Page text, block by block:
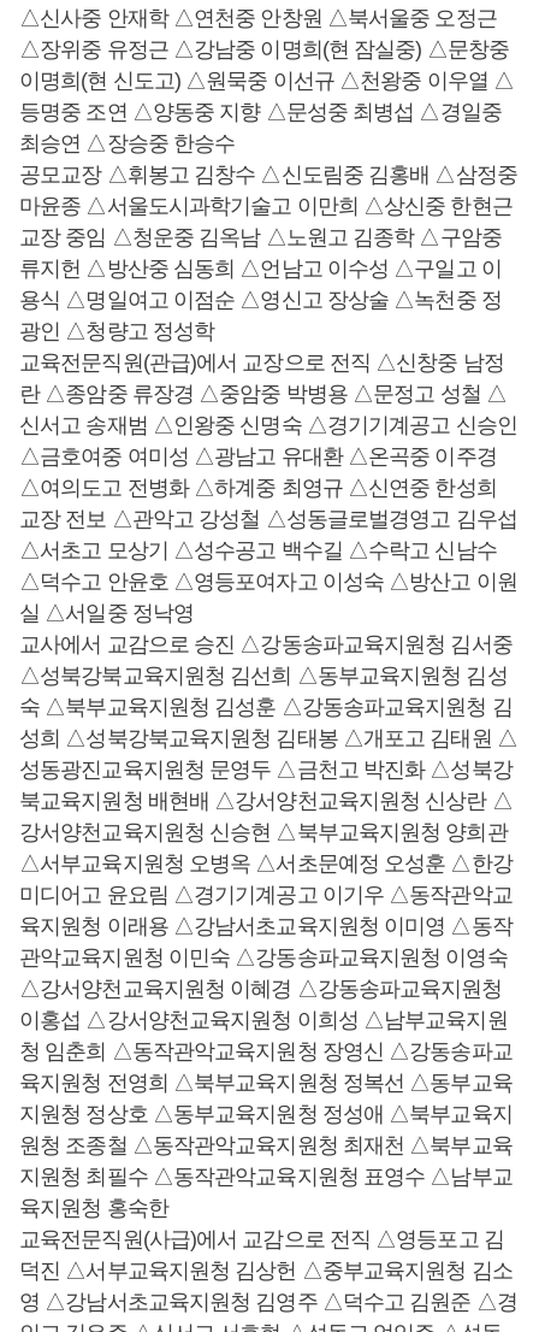
△신사중 안재학 △연천중 안창원 △북서울중 오정근
△장위중 유정근 △강남중 이명희(현 잠실중) △문창중
이명희(현 신도고) △원묵중 이선규 △천왕중 이우열 △
등명중 조연 △양동중 지향 △문성중 최병섭 △경일중
최승연 △장승중 한승수
공모교장 △휘봉고 김창수 △신도림중 김홍배 △삼정중
마윤종 △서울도시과학기술고 이만희 △상신중 한현근
교장 중임 △청운중 김옥남 △노원고 김종학 △구암중
류지헌 △방산중 심동희 △언남고 이수성 △구일고 이
용식 △명일여고 이점순 △영신고 장상술 △녹천중 정
광인 △청량고 정성학
교육전문직원(관급)에서 교장으로 전직 △신창중 남정
란 △종암중 류장경 △중암중 박병용 △문정고 성철 △
신서고 송재범 △인왕중 신명숙 △경기기계공고 신승인
△금호여중 여미성 △광남고 유대환 △온곡중 이주경
△여의도고 전병화 △하계중 최영규 △신연중 한성희
교장 전보 △관악고 강성철 △성동글로벌경영고 김우섭
△서초고 모상기 △성수공고 백수길 △수락고 신남수
△덕수고 안윤호 △영등포여자고 이성숙 △방산고 이원
실 △서일중 정낙영
교사에서 교감으로 승진 △강동송파교육지원청 김서중
△성북강북교육지원청 김선희 △동부교육지원청 김성
숙 △북부교육지원청 김성훈 △강동송파교육지원청 김
성희 △성북강북교육지원청 김태봉 △개포고 김태원 △
성동광진교육지원청 문영두 △금천고 박진화 △성북강
북교육지원청 배현배 △강서양천교육지원청 신상란 △
강서양천교육지원청 신승현 △북부교육지원청 양희관
△서부교육지원청 오병옥 △서초문예정 오성훈 △한강
미디어고 윤요림 △경기기계공고 이기우 △동작관악교
육지원청 이래용 △강남서초교육지원청 이미영 △동작
관악교육지원청 이민숙 △강동송파교육지원청 이영숙
△강서양천교육지원청 이혜경 △강동송파교육지원청
이홍섭 △강서양천교육지원청 이희성 △남부교육지원
청 임춘희 △동작관악교육지원청 장영신 △강동송파교
육지원청 전영희 △북부교육지원청 정복선 △동부교육
지원청 정상호 △동부교육지원청 정성애 △북부교육지
원청 조종철 △동작관악교육지원청 최재천 △북부교육
지원청 최필수 △동작관악교육지원청 표영수 △남부교
육지원청 홍숙한
교육전문직원(사급)에서 교감으로 전직 △영등포고 김
덕진 △서부교육지원청 김상헌 △중부교육지원청 김소
영 △강남서초교육지원청 김영주 △덕수고 김원준 △경